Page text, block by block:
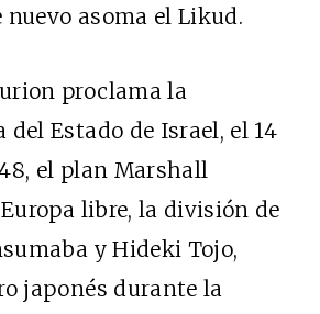
nuevo asoma el Likud.
proclama la
Estado de Israel, el 14
el plan Marshall
libre, la división de
y Hideki Tojo,
japonés durante la